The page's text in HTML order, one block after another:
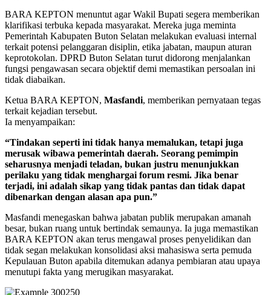
BARA KEPTON menuntut agar Wakil Bupati segera memberikan
klarifikasi terbuka kepada masyarakat. Mereka juga meminta
Pemerintah Kabupaten Buton Selatan melakukan evaluasi internal
terkait potensi pelanggaran disiplin, etika jabatan, maupun aturan
keprotokolan. DPRD Buton Selatan turut didorong menjalankan
fungsi pengawasan secara objektif demi memastikan persoalan ini
tidak diabaikan.
Ketua BARA KEPTON, Masfandi, memberikan pernyataan tegas
terkait kejadian tersebut.
Ia menyampaikan:
“Tindakan seperti ini tidak hanya memalukan, tetapi juga
merusak wibawa pemerintah daerah. Seorang pemimpin
seharusnya menjadi teladan, bukan justru menunjukkan
perilaku yang tidak menghargai forum resmi. Jika benar
terjadi, ini adalah sikap yang tidak pantas dan tidak dapat
dibenarkan dengan alasan apa pun.”
Masfandi menegaskan bahwa jabatan publik merupakan amanah
besar, bukan ruang untuk bertindak semaunya. Ia juga memastikan
BARA KEPTON akan terus mengawal proses penyelidikan dan
tidak segan melakukan konsolidasi aksi mahasiswa serta pemuda
Kepulauan Buton apabila ditemukan adanya pembiaran atau upaya
menutupi fakta yang merugikan masyarakat.